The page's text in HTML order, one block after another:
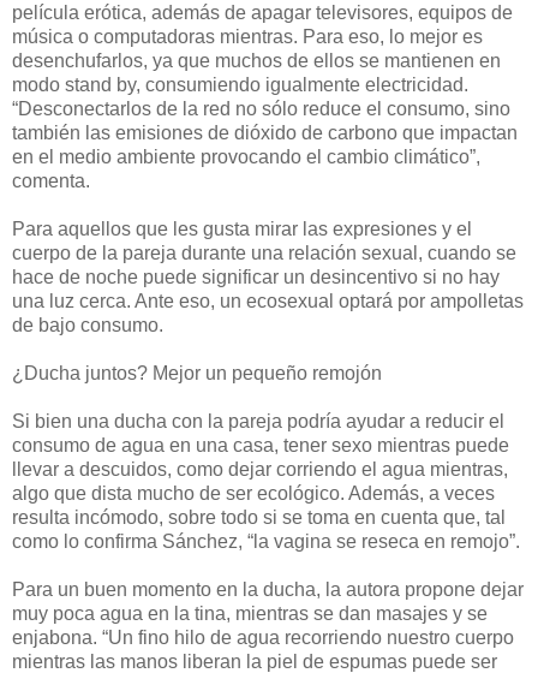
película erótica, además de apagar televisores, equipos de
música o computadoras mientras. Para eso, lo mejor es
desenchufarlos, ya que muchos de ellos se mantienen en
modo stand by, consumiendo igualmente electricidad.
“Desconectarlos de la red no sólo reduce el consumo, sino
también las emisiones de dióxido de carbono que impactan
en el medio ambiente provocando el cambio climático”,
comenta.
Para aquellos que les gusta mirar las expresiones y el
cuerpo de la pareja durante una relación sexual, cuando se
hace de noche puede significar un desincentivo si no hay
una luz cerca. Ante eso, un ecosexual optará por ampolletas
de bajo consumo.
¿Ducha juntos? Mejor un pequeño remojón
Si bien una ducha con la pareja podría ayudar a reducir el
consumo de agua en una casa, tener sexo mientras puede
llevar a descuidos, como dejar corriendo el agua mientras,
algo que dista mucho de ser ecológico. Además, a veces
resulta incómodo, sobre todo si se toma en cuenta que, tal
como lo confirma Sánchez, “la vagina se reseca en remojo”.
Para un buen momento en la ducha, la autora propone dejar
muy poca agua en la tina, mientras se dan masajes y se
enjabona. “Un fino hilo de agua recorriendo nuestro cuerpo
mientras las manos liberan la piel de espumas puede ser